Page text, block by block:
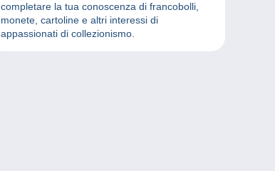
completare la tua conoscenza di francobolli,
monete, cartoline e altri interessi di
appassionati di collezionismo.